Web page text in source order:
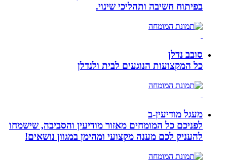
בפיתוח חשיבה ותהליכי שינוי.
סובב נדלן
כל המקצועות הנוגעים לבית ולנדלן
מעגל מודיעין-ב
לפניכם כל המומחים מאזור מודיעין והסביבה, שישמחו
להעניק לכם מענה מקצועי ומהימן במגוון נושאים!